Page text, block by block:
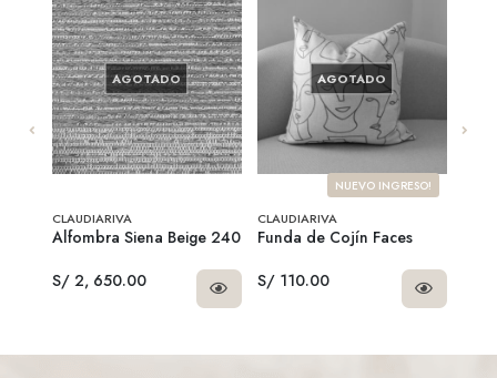
AGOTADO
CLAUDIARIVA
Alfombra Siena Beige 240
S/ 2, 650.00
AGOTADO
NUEVO INGRESO!
CLAUDIARIVA
Funda de Cojín Faces
S/ 110.00